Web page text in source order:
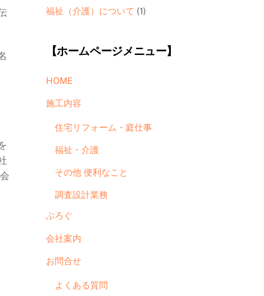
福祉（介護）について (1)
【ホームページメニュー】
HOME
施工内容
住宅リフォーム・庭仕事
福祉・介護
その他 便利なこと
調査設計業務
ぶろぐ
会社案内
お問合せ
よくある質問